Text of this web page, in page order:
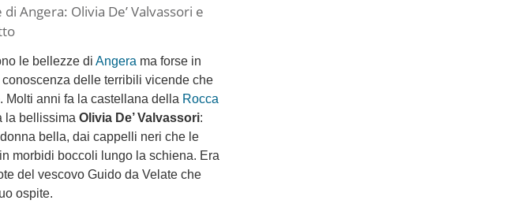
Angera: Olivia De’ Valvassori e
le bellezze di Angera ma forse in
delle terribili vicende che
Molti anni fa la castellana della Rocca
la bellissima Olivia De’ Valvassori:
bella, dai cappelli neri che le
morbidi boccoli lungo la schiena. Era
del vescovo Guido da Velate che
ospite.